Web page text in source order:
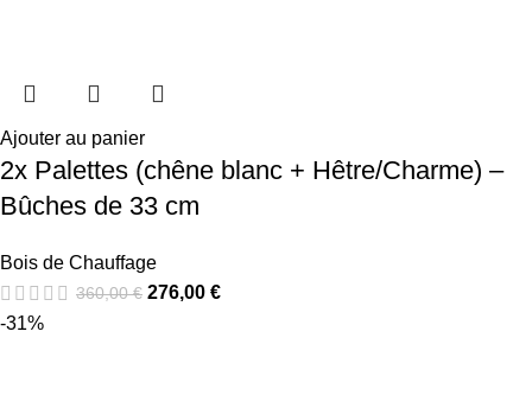
Ajouter au panier
2x Palettes (chêne blanc + Hêtre/Charme) –
Bûches de 33 cm
Bois de Chauffage
360,00€ 276,00 €
-31%